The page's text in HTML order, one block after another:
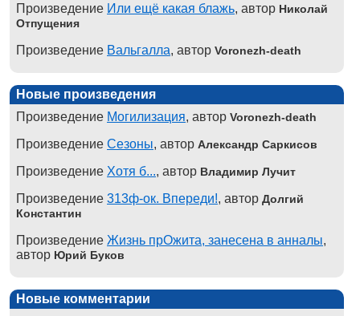
Произведение Или ещё какая блажь, автор Николай
Отпущения
Произведение Вальгалла, автор Voronezh-death
Новые произведения
Произведение Могилизация, автор Voronezh-death
Произведение Сезоны, автор Александр Саркисов
Произведение Хотя б..., автор Владимир Лучит
Произведение 313ф-ок. Впереди!, автор Долгий
Константин
Произведение Жизнь прОжита, занесена в анналы,
автор Юрий Буков
Новые комментарии